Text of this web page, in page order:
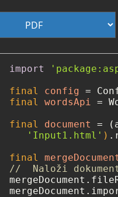
import
final
config =
final
wordsApi =
final
document =
'Input1.html' )
final
//  Naloži